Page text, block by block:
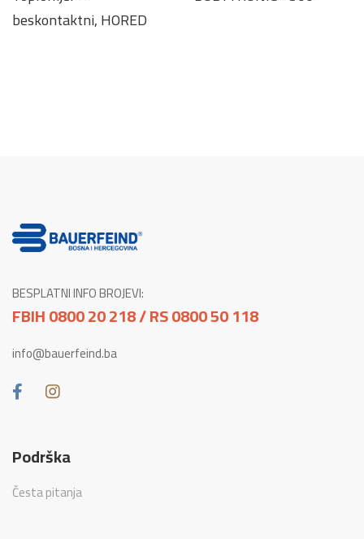
beskontaktni, HORED
BESPLATNI INFO BROJEVI:
FBIH 0800 20 218 / RS 0800 50 118
info@bauerfeind.ba
Podrška
Česta pitanja